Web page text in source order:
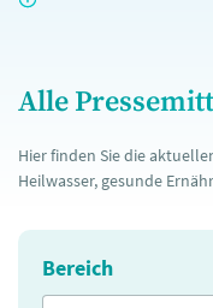
Alle
Hier finden Sie die
Heilwasser, gesunde
Bereich